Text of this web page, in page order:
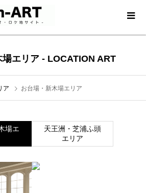
場エリア - LOCATION ART
ア お台場・新木場エリア
場エ
天王洲・芝浦ふ頭
エリア